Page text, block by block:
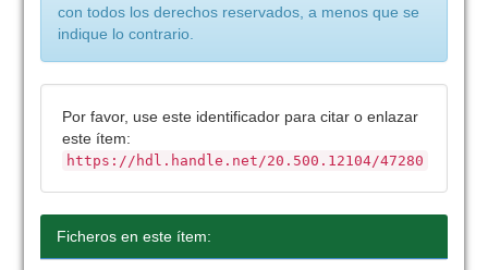
con todos los derechos reservados, a menos que se
indique lo contrario.
Por favor, use este identificador para citar o enlazar
este ítem:
https://hdl.handle.net/20.500.12104/47280
Ficheros en este ítem: